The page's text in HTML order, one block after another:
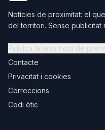
Notícies de proximitat: el
del territori. Sense publicitat
Publica la teva nota de
Contacte
Privacitat i cookies
Correccions
Codi ètic